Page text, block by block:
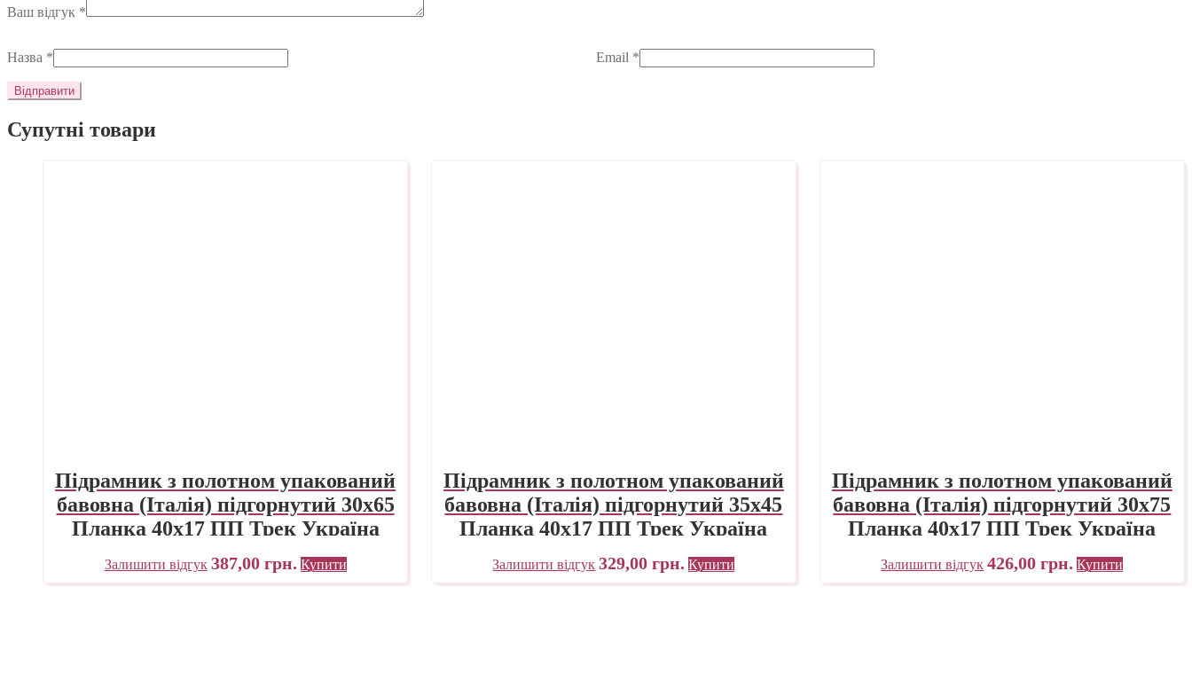
Ваш відгук *
Назва * Email *
Супутні товари
Підрамник з полотном упакований
бавовна (Італія) підгорнутий 30х65
Планка 40х17 ПП Трек Україна
Залишити відгук 387,00 грн. Купити
Підрамник з полотном упакований
бавовна (Італія) підгорнутий 35х45
Планка 40х17 ПП Трек Україна
Залишити відгук 329,00грн. Купити
Підрамник з полотном упакований
бавовна (Італія) підгорнутий 30х75
Планка 40х17 ПП Трек Україна
Залишити відгук 426,00грн. Купити